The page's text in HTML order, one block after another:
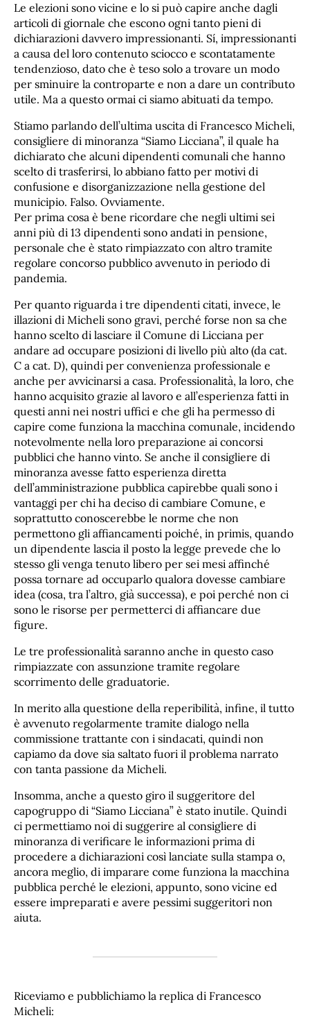
Le elezioni sono vicine e lo si può capire anche dagli
articoli di giornale che escono ogni tanto pieni di
dichiarazioni davvero impressionanti. Sí, impressionanti
a causa del loro contenuto sciocco e scontatamente
tendenzioso, dato che è teso solo a trovare un modo
per sminuire la controparte e non a dare un contributo
utile. Ma a questo ormai ci siamo abituati da tempo.
Stiamo parlando dell’ultima uscita di Francesco Micheli,
consigliere di minoranza “Siamo Licciana”, il quale ha
dichiarato che alcuni dipendenti comunali che hanno
scelto di trasferirsi, lo abbiano fatto per motivi di
confusione e disorganizzazione nella gestione del
municipio. Falso. Ovviamente.
Per prima cosa è bene ricordare che negli ultimi sei
anni più di 13 dipendenti sono andati in pensione,
personale che è stato rimpiazzato con altro tramite
regolare concorso pubblico avvenuto in periodo di
pandemia.
Per quanto riguarda i tre dipendenti citati, invece, le
illazioni di Micheli sono gravi, perché forse non sa che
hanno scelto di lasciare il Comune di Licciana per
andare ad occupare posizioni di livello più alto (da cat.
C a cat. D), quindi per convenienza professionale e
anche per avvicinarsi a casa. Professionalità, la loro, che
hanno acquisito grazie al lavoro e all’esperienza fatti in
questi anni nei nostri uffici e che gli ha permesso di
capire come funziona la macchina comunale, incidendo
notevolmente nella loro preparazione ai concorsi
pubblici che hanno vinto. Se anche il consigliere di
minoranza avesse fatto esperienza diretta
dell’amministrazione pubblica capirebbe quali sono i
vantaggi per chi ha deciso di cambiare Comune, e
soprattutto conoscerebbe le norme che non
permettono gli affiancamenti poiché, in primis, quando
un dipendente lascia il posto la legge prevede che lo
stesso gli venga tenuto libero per sei mesi affinché
possa tornare ad occuparlo qualora dovesse cambiare
idea (cosa, tra l’altro, già successa), e poi perché non ci
sono le risorse per permetterci di affiancare due
figure.
Le tre professionalità saranno anche in questo caso
rimpiazzate con assunzione tramite regolare
scorrimento delle graduatorie.
In merito alla questione della reperibilità, infine, il tutto
è avvenuto regolarmente tramite dialogo nella
commissione trattante con i sindacati, quindi non
capiamo da dove sia saltato fuori il problema narrato
con tanta passione da Micheli.
Insomma, anche a questo giro il suggeritore del
capogruppo di “Siamo Licciana” è stato inutile. Quindi
ci permettiamo noi di suggerire al consigliere di
minoranza di verificare le informazioni prima di
procedere a dichiarazioni così lanciate sulla stampa o,
ancora meglio, di imparare come funziona la macchina
pubblica perché le elezioni, appunto, sono vicine ed
essere impreparati e avere pessimi suggeritori non
aiuta.
Riceviamo e pubblichiamo la replica di Francesco
Micheli: